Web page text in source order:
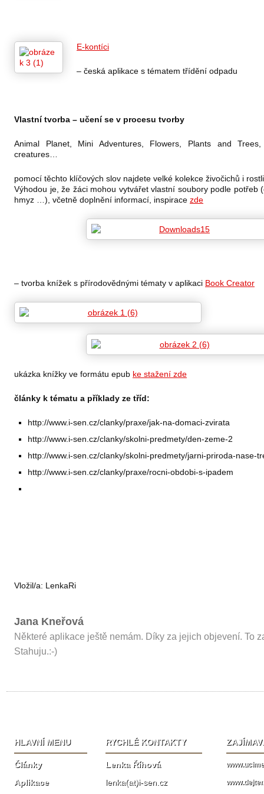
E-kontíci
– česká aplikace s tématem třídění odpadu
Vlastní tvorba – učení se v procesu tvorby
Animal Planet, Mini Adventures, Flowers, Plants and
creatures…
pomocí těchto klíčových slov najdete velké kolekce živočichů i
Výhodou je, že žáci mohou vytvářet vlastní soubory podle potřeb
hmyz …), včetně doplnění informací, inspirace zde
– tvorba knížek s přírodovědnými tématy v aplikaci Book Creator
ukázka knížky ve formátu epub ke stažení zde
články k tématu a příklady ze tříd:
http://www.i-sen.cz/clanky/praxe/jak-na-domaci-zvirata
http://www.i-sen.cz/clanky/skolni-predmety/den-zeme-2
http://www.i-sen.cz/clanky/skolni-predmety/jarni-priroda-nase-
http://www.i-sen.cz/clanky/praxe/rocni-obdobi-s-ipadem
Vložil/a: LenkaRi
Jana Kneřová
Některé aplikace ještě nemám. Díky za jejich objevení. To
Stahuju.:-)
HLAVNÍ MENU
Články
Aplikace
RYCHLÉ KONTAKTY
Lenka Říhová
lenka(at)i-sen.cz